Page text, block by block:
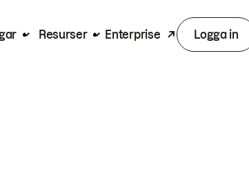
Resurser Enterprise Logga in